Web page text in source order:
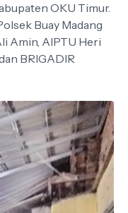
OKU Timur.
Buay Madang
Amin, AIPTU Heri
BRIGADIR